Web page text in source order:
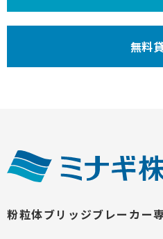
無料
粉粒体ブリッジブレーカー